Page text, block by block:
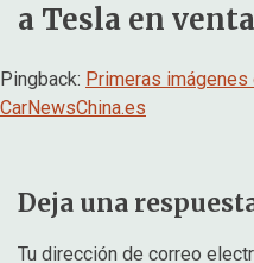
a Tesla en
Pingback: Primeras imágenes
CarNewsChina.es
Deja una
Tu dirección de correo